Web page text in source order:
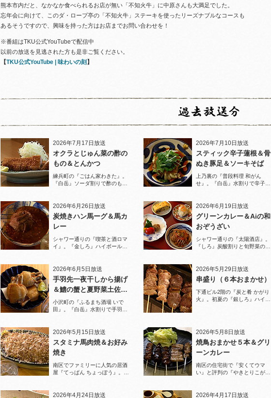
熊本市内だと、なかなか食べられるお店が無い「不知火牛」に中原さんも大満足でした。
忘年会に向けて、このダ・ロープ亭の「不知火牛」ステーキを使ったリーズナブルなコースも
あるそうですので、興味を持った方はお店までお問い合わせを！
※番組はTKU公式YouTubeで配信中
以前の放送を見逃された方も是非ご覧ください。
【TKU公式YouTube | 味わいの刻 】
2026年7月17日放送
オクラとじゅん菜の酢の
もの＆とんかつ
練兵町の『ごはん家わきた』。
『白岳』ソーダ割りで酢のもの
2026年7月10日放送
スティック辛子蓮根＆骨
ぬき豚足＆ソーキそば
上乃裏の『普段料理 和がん
せ』。『白岳』水割りで辛子蓮
2026年6月26日放送
炭焼きハン馬ーグ＆馬カ
レー
シャワー通りの『喫茶と酒ロマ
イ』。『金しろ』ハイボールで
2026年6月19日放送
グリーンカレー＆Aiの和
おぞうざい
シャワー通りの『太陽酒店』。
『しろ』炭酸割りと旬野菜のお
2026年6月5日放送
手羽先一夜干しから揚げ
＆鱧の蟹と夏野菜土佐酢
ジュレがけ
小沢町の『ふるまち酒場 いで
田』。『白岳』水割りで手羽先
2026年5月29日放送
串盛り（６本おまかせ）
下通ビル2階の『炭と肴 かがり
火』。初夏の『銀しろ』ハイボ
2026年5月15日放送
スタミナ馬肉焼＆お好み
焼き
南区でファミリーに人気の居酒
屋『てっぱん ちょっぽう』。王
2026年5月8日放送
焼鳥おまかせ５本＆グリ
ーンカレー
南区の住宅街で『安くてウマ
い』と評判の『やきとりこがめ
ジューシー！
2026年4月24日放送 2026年4月17日放送